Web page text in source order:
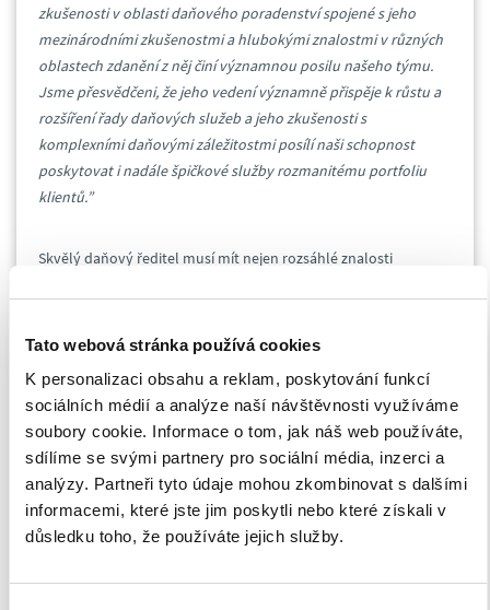
Tato webová stránka používá cookies
K personalizaci obsahu a reklam, poskytování funkcí
sociálních médií a analýze naší návštěvnosti využíváme
soubory cookie. Informace o tom, jak náš web používáte,
sdílíme se svými partnery pro sociální média, inzerci a
analýzy. Partneři tyto údaje mohou zkombinovat s dalšími
informacemi, které jste jim poskytli nebo které získali v
důsledku toho, že používáte jejich služby.
zkušenosti v oblasti daňového poradenství spojené s jeho
mezinárodními zkušenostmi a hlubokými znalostmi v různých
oblastech zdanění z něj činí významnou posilu našeho týmu.
Jsme přesvědčeni, že jeho vedení významně přispěje k růstu a
rozšíření řady daňových služeb a jeho zkušenosti s
komplexními daňovými záležitostmi posílí naši schopnost
poskytovat i nadále špičkové služby rozmanitému portfoliu
klientů.”
Skvělý daňový ředitel musí mít nejen rozsáhlé znalosti
Michal je příkladem těchto vlastností. Jeho prokazatelná
a zvládat složité daňové záležitosti bude pro celou společnost
důležitým přínosem.
„Těšíme se na inovativní řešení a strategické postřehy, které
Michal naší organizaci přinese ,“ dodává Petr Studnička.